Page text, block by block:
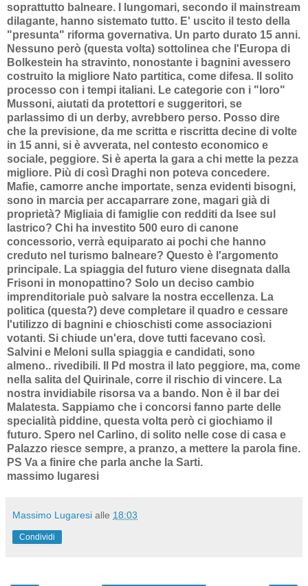
soprattutto balneare. I lungomari, secondo il mainstream
dilagante, hanno sistemato tutto. E' uscito il testo della
"presunta" riforma governativa. Un parto durato 15 anni.
Nessuno però (questa volta) sottolinea che l'Europa di
Bolkestein ha stravinto, nonostante i bagnini avessero
costruito la migliore Nato partitica, come difesa. Il solito
processo con i tempi italiani. Le categorie con i "loro"
Mussoni, aiutati da protettori e suggeritori, se
parlassimo di un derby, avrebbero perso. Posso dire
che la previsione, da me scritta e riscritta decine di volte
in 15 anni, si è avverata, nel contesto economico e
sociale, peggiore. Si è aperta la gara a chi mette la pezza
migliore. Più di così Draghi non poteva concedere.
Mafie, camorre anche importate, senza evidenti bisogni,
sono in marcia per accaparrare zone, magari già di
proprietà? Migliaia di famiglie con redditi da Isee sul
lastrico? Chi ha investito 500 euro di canone
concessorio, verrà equiparato ai pochi che hanno
creduto nel turismo balneare? Questo è l'argomento
principale. La spiaggia del futuro viene disegnata dalla
Frisoni in monopattino? Solo un deciso cambio
imprenditoriale può salvare la nostra eccellenza. La
politica (questa?) deve completare il quadro e cessare
l'utilizzo di bagnini e chioschisti come associazioni
votanti. Si chiude un'era, dove tutti facevano così.
Salvini e Meloni sulla spiaggia e candidati, sono
almeno.. rivedibili. Il Pd mostra il lato peggiore, ma, come
nella salita del Quirinale, corre il rischio di vincere. La
nostra invidiabile risorsa va a bando. Non è il bar dei
Malatesta. Sappiamo che i concorsi fanno parte delle
specialità piddine, questa volta però ci giochiamo il
futuro. Spero nel Carlino, di solito nelle cose di casa e
Palazzo riesce sempre, a pranzo, a mettere la parola fine.
PS Va a finire che parla anche la Sarti.
massimo lugaresi
Massimo Lugaresi alle 18:03
Condividi